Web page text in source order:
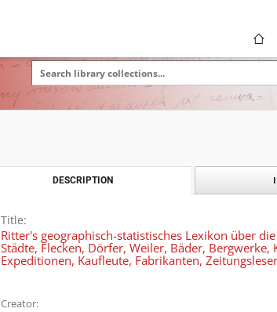
DESCRIPTION
Title:
Ritter's geographisch-statistisches Lexikon über
Städte, Flecken, Dörfer, Weiler, Bäder,
Expeditionen, Kaufleute, Fabrikanten,
Creator: